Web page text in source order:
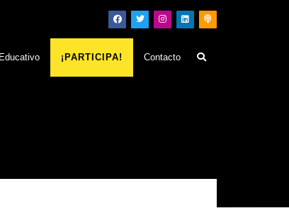
Educativo ¡PARTICIPA! Contacto